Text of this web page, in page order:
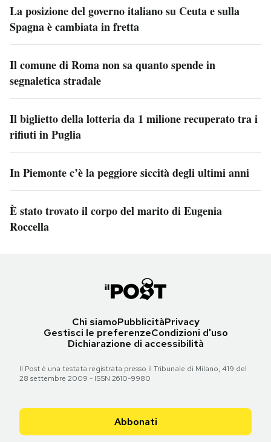
La posizione del governo italiano su Ceuta e sulla
Spagna è cambiata in fretta
Il comune di Roma non sa quanto spende in
segnaletica stradale
Il biglietto della lotteria da 1 milione recuperato tra i
rifiuti in Puglia
In Piemonte c’è la peggiore siccità degli ultimi anni
È stato trovato il corpo del marito di Eugenia
Roccella
Chi siamoPubblicitàPrivacy
Gestisci le preferenzeCondizioni d'uso
Dichiarazione di accessibilità
Il Post è una testata registrata presso il Tribunale di Milano, 419 del
28 settembre 2009 - ISSN 2610-9980
Abbonati